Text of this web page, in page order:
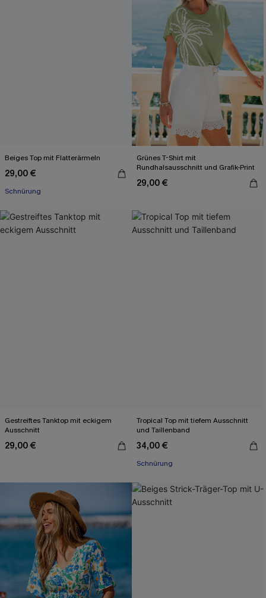
Beiges Top mit Flatterärmeln
29,00 €
Schnürung
Grünes T-Shirt mit
Rundhalsausschnitt und Grafik-Print
29,00 €
Gestreiftes Tanktop mit eckigem
Ausschnitt
29,00 €
Tropical Top mit tiefem Ausschnitt
und Taillenband
34,00 €
Schnürung